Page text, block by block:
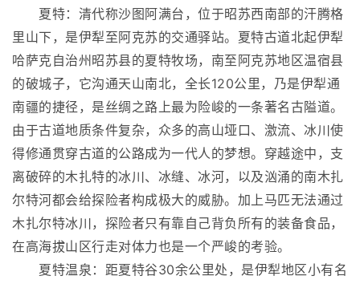
夏特：清代称沙图阿满台，位于昭苏西南部的汗腾格
里山下，是伊犁至阿克苏的交通驿站。夏特古道北起伊犁
哈萨克自治州昭苏县的夏特牧场，南至阿克苏地区温宿县
的破城子，它沟通天山南北，全长120公里，乃是伊犁通
南疆的捷径，是丝绸之路上最为险峻的一条著名古隘道。
由于古道地质条件复杂，众多的高山垭口、激流、冰川使
得修通贯穿古道的公路成为一代人的梦想。穿越途中，支
离破碎的木扎特的冰川、冰缝、冰河，以及汹涌的南木扎
尔特河都会给探险者构成极大的威胁。加上马匹无法通过
木扎尔特冰川，探险者只有靠自己背负所有的装备食品，
在高海拔山区行走对体力也是一个严峻的考验。
夏特温泉：距夏特谷30余公里处，是伊犁地区小有名